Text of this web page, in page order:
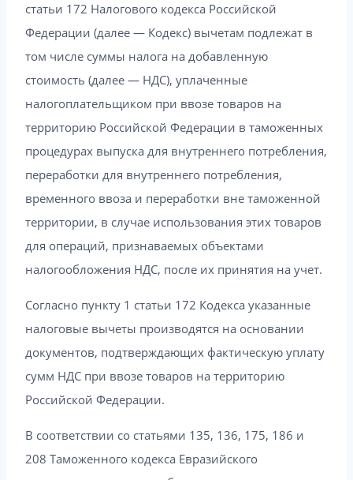
статьи 172 Налогового кодекса Российской
Федерации (далее — Кодекс) вычетам подлежат в
том числе суммы налога на добавленную
стоимость (далее — НДС), уплаченные
налогоплательщиком при ввозе товаров на
территорию Российской Федерации в таможенных
процедурах выпуска для внутреннего потребления,
переработки для внутреннего потребления,
временного ввоза и переработки вне таможенной
территории, в случае использования этих товаров
для операций, признаваемых объектами
налогообложения НДС, после их принятия на учет.
Согласно пункту 1 статьи 172 Кодекса указанные
налоговые вычеты производятся на основании
документов, подтверждающих фактическую уплату
сумм НДС при ввозе товаров на территорию
Российской Федерации.
В соответствии со статьями 135, 136, 175, 186 и
208 Таможенного кодекса Евразийского